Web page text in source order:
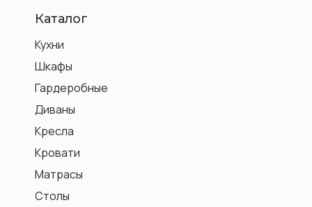
Каталог
Кресла
Кровати
Диваны
Шкафы
Гардеробные
Кухни
Столы
Матрасы